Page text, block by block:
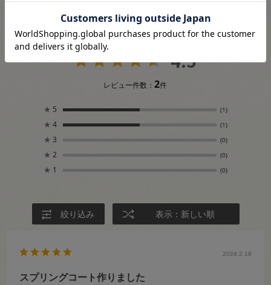
4.5
レビュー件数：2件
★ 5 (1)
★ 4 (1)
★ 3 (0)
★ 2 (0)
★ 1 (0)
絞り込み 表示：新しい順
2024.2.18
スプリングコート作りました